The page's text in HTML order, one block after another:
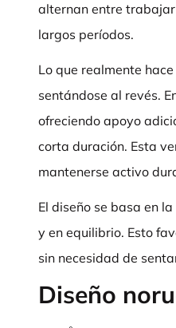
alternan entre
largos períodos.
Lo que realmente
sentándose al revés.
ofreciendo apoyo
corta duración. Esta
mantenerse activo
El diseño se basa en
y en equilibrio. Esto
sin necesidad de
Diseño